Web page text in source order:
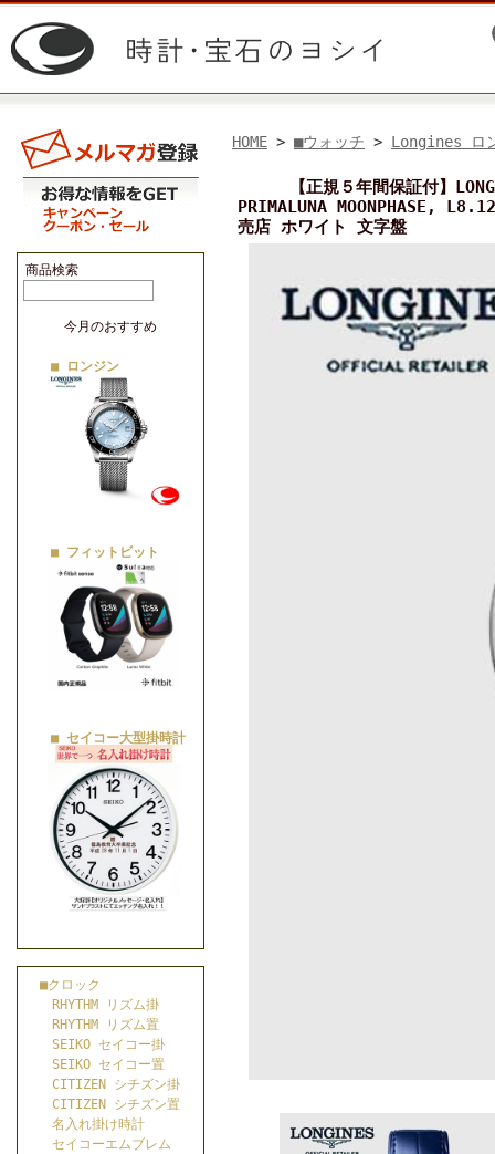
商品検索
今月のおすすめ
■ ロンジン
■ フィットビット
■ セイコー大型掛時計
■クロック
RHYTHM リズム掛
RHYTHM リズム置
SEIKO セイコー掛
SEIKO セイコー置
CITIZEN シチズン掛
CITIZEN シチズン置
名入れ掛け時計
セイコーエムブレム
HOME > ■ウォッチ > Longines ロ
【正規５年間保証付】
PRIMALUNA MOONPHASE,
売店 ホワイト 文字盤